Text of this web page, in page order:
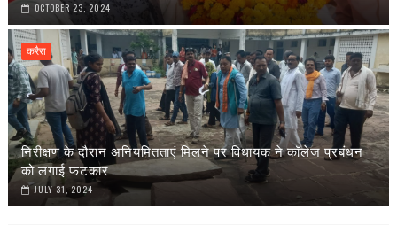
OCTOBER 23, 2024
करैरा
निरीक्षण के दौरान अनियमितताएं मिलने पर विधायक ने कॉलेज प्रबंधन
को लगाई फटकार
JULY 31, 2024